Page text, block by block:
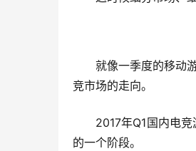
就像一季度的移动游
竞市场的走向。
2017年Q1国内电竞
的一个阶段。